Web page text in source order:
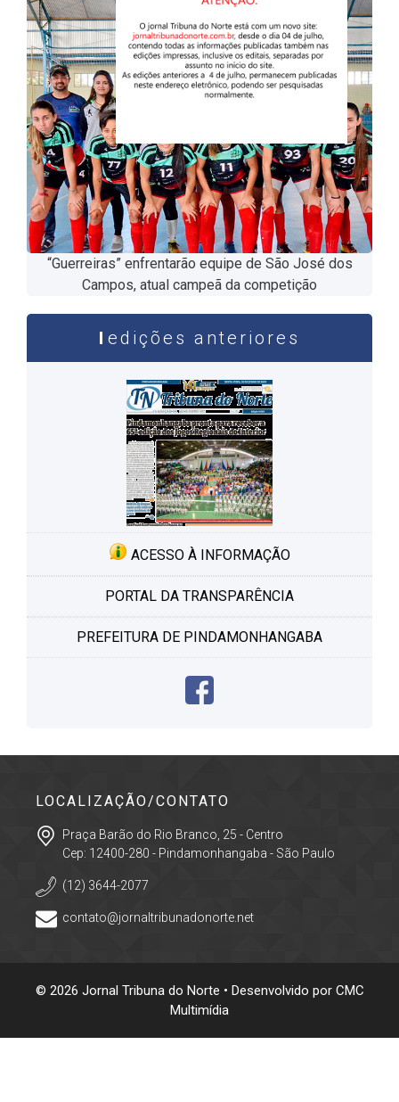
“Guerreiras” enfrentarão equipe de São José dos
Campos, atual campeã da competição
edições anteriores
ACESSO À INFORMAÇÃO
PORTAL DA TRANSPARÊNCIA
PREFEITURA DE PINDAMONHANGABA
LOCALIZAÇÃO/CONTATO
Praça Barão do Rio Branco, 25 - Centro
Cep: 12400-280 - Pindamonhangaba - São Paulo
(12) 3644-2077
contato@jornaltribunadonorte.net
© 2026 Jornal Tribuna do Norte • Desenvolvido por CMC
Multimídia